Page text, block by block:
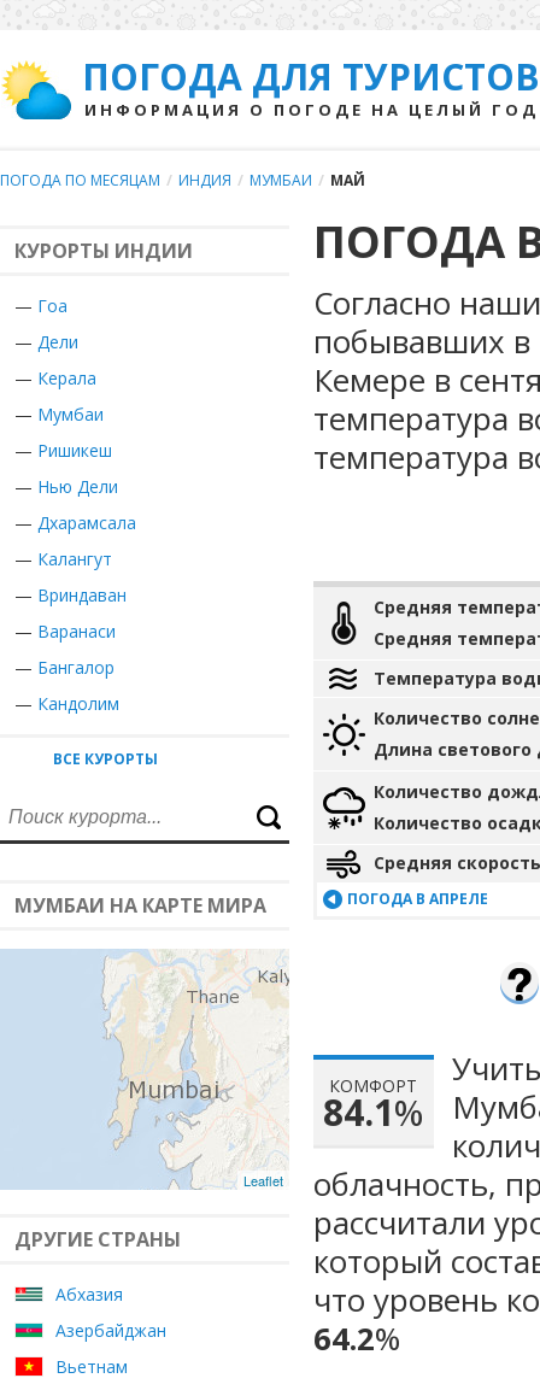
ПОГОДА ДЛЯ ТУРИСТОВ
ИНФОРМАЦИЯ О ПОГОДЕ НА ЦЕЛЫЙ ГОД
ПОГОДА ПО МЕСЯЦАМ / ИНДИЯ / МУМБАИ / МАЙ
КУРОРТЫ ИНДИИ
— Гоа
— Дели
— Керала
— Мумбаи
— Ришикеш
— Нью Дели
— Дхарамсала
— Калангут
— Вриндаван
— Варанаси
— Бангалор
— Кандолим
ВСЕ КУРОРТЫ
МУМБАИ НА КАРТЕ МИРА
Leaflet
ДРУГИЕ СТРАНЫ
Абхазия
Азербайджан
Вьетнам
ПОГОДА
Согласно
побывавших в
Кемере в
температура
температура
Средняя
Средняя
Температура
Количество
Длина светового
Количество
Количество
Средняя
ПОГОДА В АПРЕЛЕ
КОМФОРТ
84.1%
облачность,
рассчитали
который
что уровень
64.2%